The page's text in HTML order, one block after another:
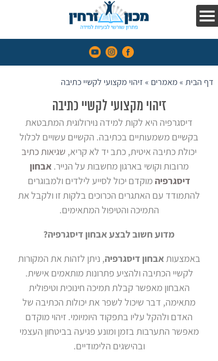
וריכוז
השיטה
עדויות
והמלצות
אנחנו
בתקשורת
קורסים
מאמרים
קשר
דף הבית» מאמרים » זיהוי מקצועי לקשיי כתיבה
זיהוי מקצועי לקשיי כתיבה
דיסגרפיה היא לקות למידה נוירולוגית המתבטאת
בקשיים משמעותיים בכתיבה. הקשיים עשויים לכלול
יכולת כתיבה איטית, כתב יד לא קריא, שגיאות כתיב
מרובות וקושי בארגון מחשבות על הנייר.אבחון
דיסגרפיה מוקדם יכול לסייע לילדים ולמבוגרים
להתמודד עם האתגרים הכרוכים בלקות זו ולקבל את
התמיכה והטיפול המתאימים.
מדוע חשוב לבצע אבחון דיסגרפיה?
באמצעותאבחון דיסגרפיה, ניתן לזהות את המקורות
לקשיי הכתיבה ולהציע פתרונות מותאמים אישית.
האבחון מאפשר קבלת תמיכה חינוכית וטיפולית
מתאימה, דבר שיכול לשפר את יכולות הכתיבה של
האדם ולהקל עליו בתפקוד היומיומי. זיהוי מוקדם
מאפשר התערבות בזמן ומונע פגיעה בביטחון העצמי
ובהישגים הלימודיים.